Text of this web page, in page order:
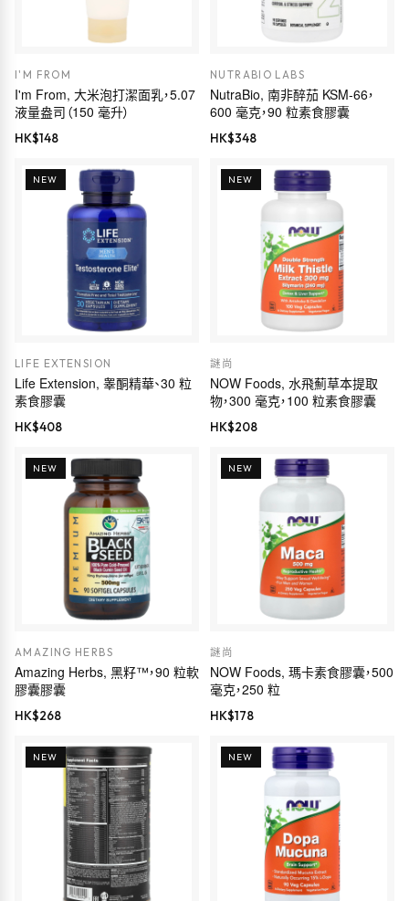
I'M FROM
I'm From, 大米泡打潔面乳，5.07
液量盎司（150 毫升）
HK$148
NUTRABIO LABS
NutraBio, 南非醉茄 KSM-66，
600 毫克，90 粒素食膠囊
HK$348
NEW
LIFE EXTENSION
Life Extension, 睾酮精華、30 粒
素食膠囊
HK$408
NEW
謎尚
NOW Foods, 水飛薊草本提取
物，300 毫克，100 粒素食膠囊
HK$208
NEW
AMAZING HERBS
Amazing Herbs, 黑籽™，90 粒軟
膠囊膠囊
HK$268
NEW
謎尚
NOW Foods, 瑪卡素食膠囊，500
毫克，250 粒
HK$178
NEW NEW